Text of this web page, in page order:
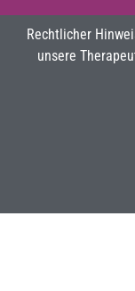
Rechtlicher
unsere